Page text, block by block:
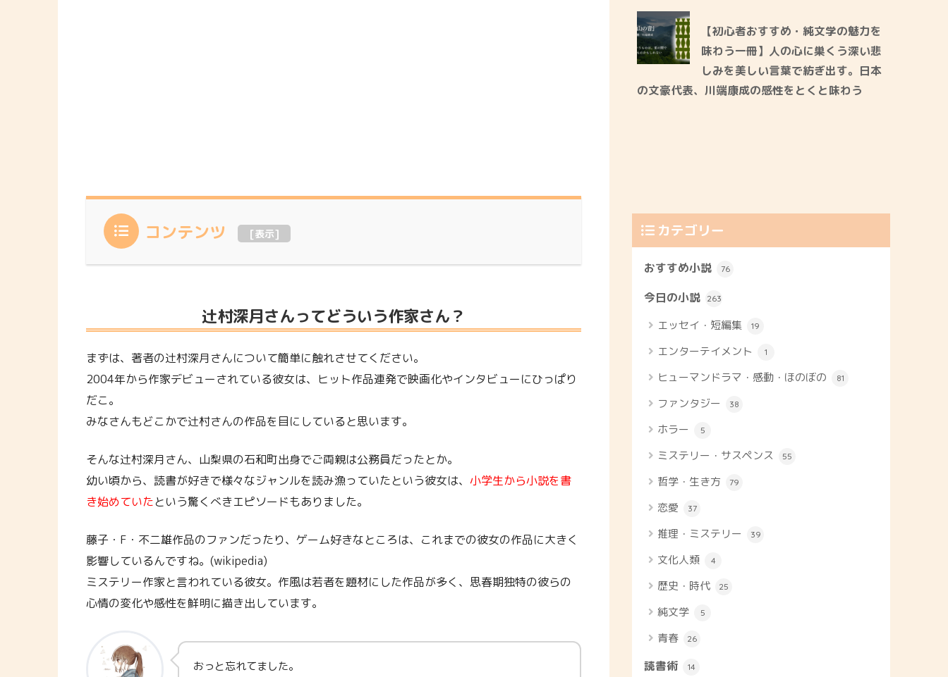
コンテンツ [表示]
辻村深月さんってどういう作家さん？
まずは、著者の辻村深月さんについて簡単に触れさせてください。
2004年から作家デビューされている彼女は、ヒット作品連発で映画化やインタビューにひっぱり
だこ。
みなさんもどこかで辻村さんの作品を目にしていると思います。
そんな辻村深月さん、山梨県の石和町出身でご両親は公務員だったとか。
幼い頃から、読書が好きで様々なジャンルを読み漁っていたという彼女は、 小学生から小説を書
き始めていたという驚くべきエピソードもありました。
藤子・F・不二雄作品のファンだったり、ゲーム好きなところは、これまでの彼女の作品に大きく
影響しているんですね。(wikipedia)
ミステリー作家と言われている彼女。作風は若者を題材にした作品が多く、思春期独特の彼らの
心情の変化や感性を鮮明に描き出しています。
おっと忘れてました。
【初心者おすすめ・純文学の魅力を
味わう一冊】人の心に巣くう深い悲
しみを美しい言葉で紡ぎ出す。日本
の文豪代表、川端康成の感性をとくと味わう
カテゴリー
おすすめ小説 76
今日の小説 263
エッセイ・短編集 19
エンターテイメント 1
ヒューマンドラマ・感動・ほのぼの 81
ファンタジー 38
ホラー 5
ミステリー・サスペンス 55
哲学・生き方 79
恋愛 37
推理・ミステリー 39
文化人類 4
歴史・時代 25
純文学 5
青春 26
読書術 14